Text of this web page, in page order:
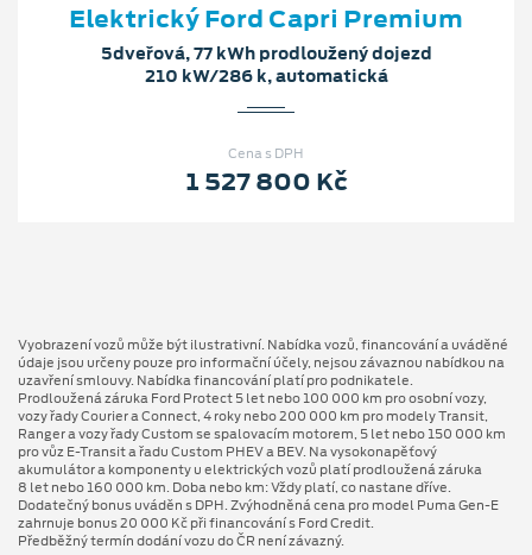
Elektrický Ford Capri Premium
5dveřová, 77 kWh prodloužený dojezd
210 kW/286 k, automatická
Cena s DPH
1 527 800 Kč
Vyobrazení vozů může být ilustrativní. Nabídka vozů, financování a uváděné
údaje jsou určeny pouze pro informační účely, nejsou závaznou nabídkou na
uzavření smlouvy. Nabídka financování platí pro podnikatele.
Prodloužená záruka Ford Protect 5 let nebo 100 000 km pro osobní vozy,
vozy řady Courier a Connect, 4 roky nebo 200 000 km pro modely Transit,
Ranger a vozy řady Custom se spalovacím motorem, 5 let nebo 150 000 km
pro vůz E-Transit a řadu Custom PHEV a BEV. Na vysokonapěťový
akumulátor a komponenty u elektrických vozů platí prodloužená záruka
8 let nebo 160 000 km. Doba nebo km: Vždy platí, co nastane dříve.
Dodatečný bonus uváděn s DPH. Zvýhodněná cena pro model Puma Gen⁠-⁠E
zahrnuje bonus 20 000 Kč při financování s Ford Credit.
Předběžný termín dodání vozu do ČR není závazný.